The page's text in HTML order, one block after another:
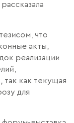
что
акты,
реализации
как текущая
для